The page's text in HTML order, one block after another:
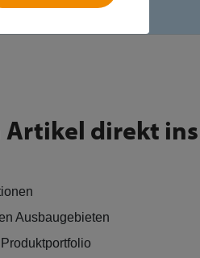
Artikel direkt ins
Ausbaugebieten